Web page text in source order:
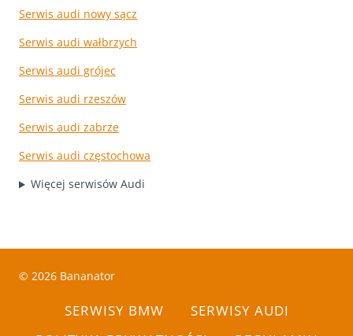
Serwis audi nowy sącz
Serwis audi wałbrzych
Serwis audi grójec
Serwis audi rzeszów
Serwis audi zabrze
Serwis audi częstochowa
Więcej serwisów Audi
© 2026 Bananator
SERWISY BMW
SERWISY AUDI